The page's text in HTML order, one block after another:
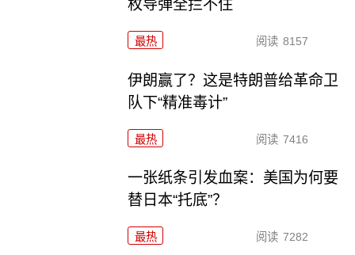
枚导弹全拦不住
最热 阅读 8157
伊朗赢了？这是特朗普给革命卫
队下“精准毒计”
最热 阅读 7416
一张纸条引发血案：美国为何要
替日本“托底”？
最热 阅读 7282